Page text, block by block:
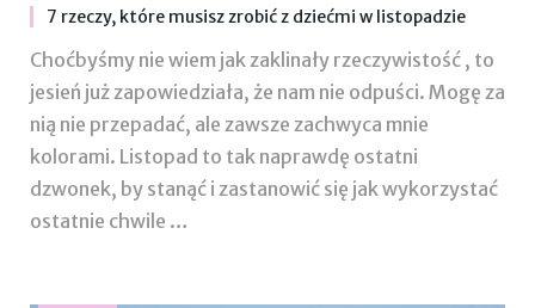
7 rzeczy, które musisz zrobić z dziećmi w listopadzie
Choćbyśmy nie wiem jak zaklinały rzeczywistość , to
jesień już zapowiedziała, że nam nie odpuści. Mogę za
nią nie przepadać, ale zawsze zachwyca mnie
kolorami. Listopad to tak naprawdę ostatni
dzwonek, by stanąć i zastanowić się jak wykorzystać
ostatnie chwile …